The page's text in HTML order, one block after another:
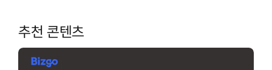
추천 콘텐츠